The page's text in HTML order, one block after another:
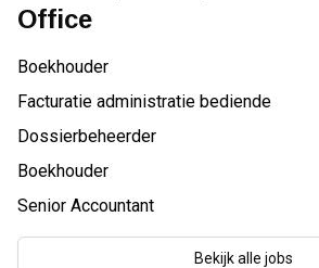
Office
Boekhouder
Facturatie administratie bediende
Dossierbeheerder
Boekhouder
Senior Accountant
Bekijk alle jobs